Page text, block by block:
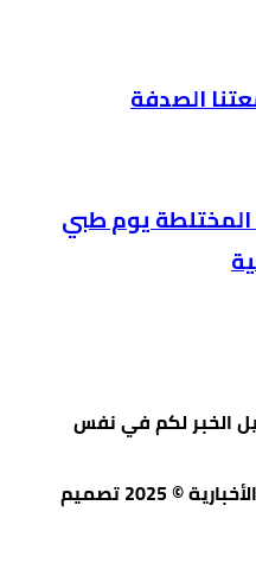
المختلطة يوم طبي
الخبر لكم في نفس
جميع الحقوق محفوظة لـ الرؤيا الأخبارية © 2025 تصميم